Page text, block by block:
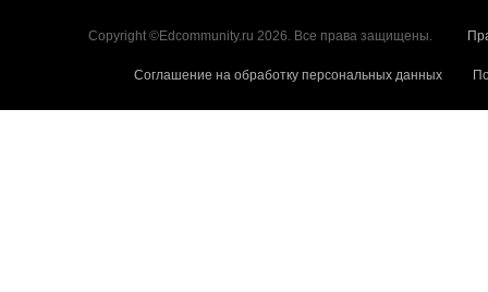
Copyright ©Edcommunity.ru 2026. Все права защищены.
Соглашение на обработку персональных данных